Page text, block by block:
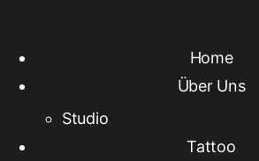
Home
Über Uns
Studio
Tattoo